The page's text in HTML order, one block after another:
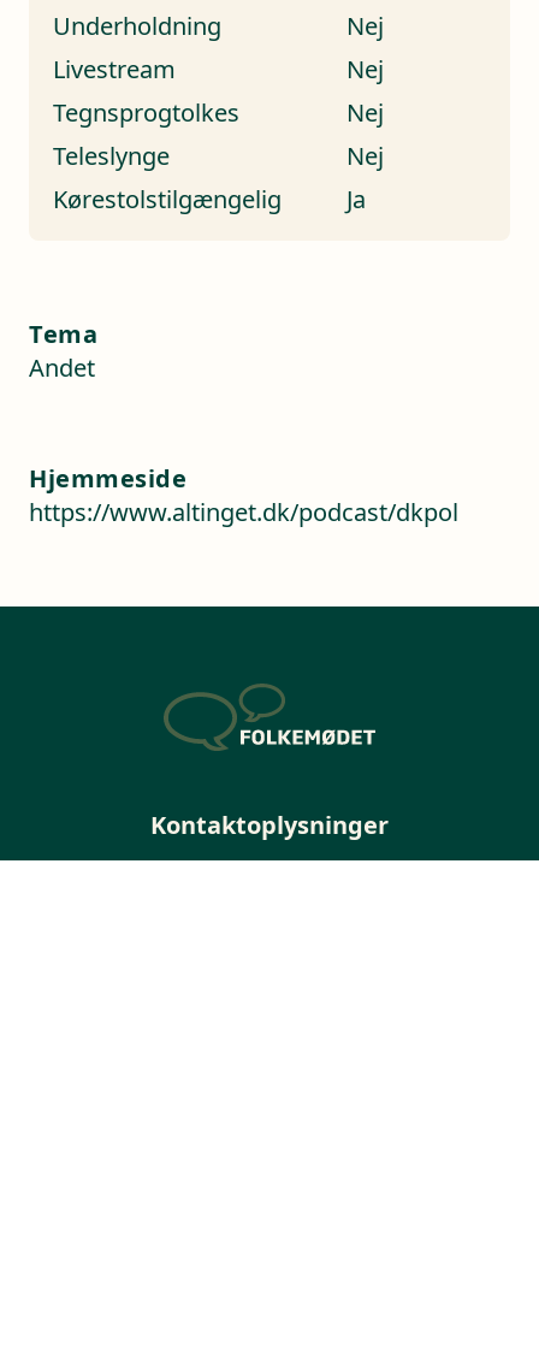
Underholdning
Nej
Livestream
Nej
Tegnsprogtolkes
Nej
Teleslynge
Nej
Kørestolstilgængelig
Ja
Tema
Andet
Hjemmeside
https://www.altinget.dk/podcast/dkpol
Kontaktoplysninger